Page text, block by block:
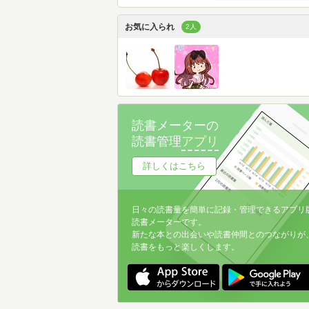
お気に入られ 2人
読書メーターの
読書管理アプリ
詳しくはこちら
日々の読書量を簡単に記録・管理できるアプリ
読書メーターです。
新たな本との出会いや読書仲間とのつながりが
読書をもっと楽しくします。